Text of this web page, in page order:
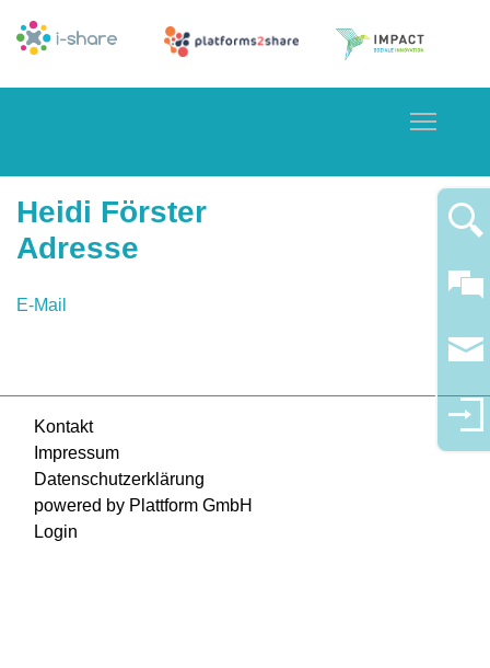
Heidi Förster
Adresse
E-Mail
Kontakt
Impressum
Datenschutzerklärung
powered by Plattform GmbH
Login